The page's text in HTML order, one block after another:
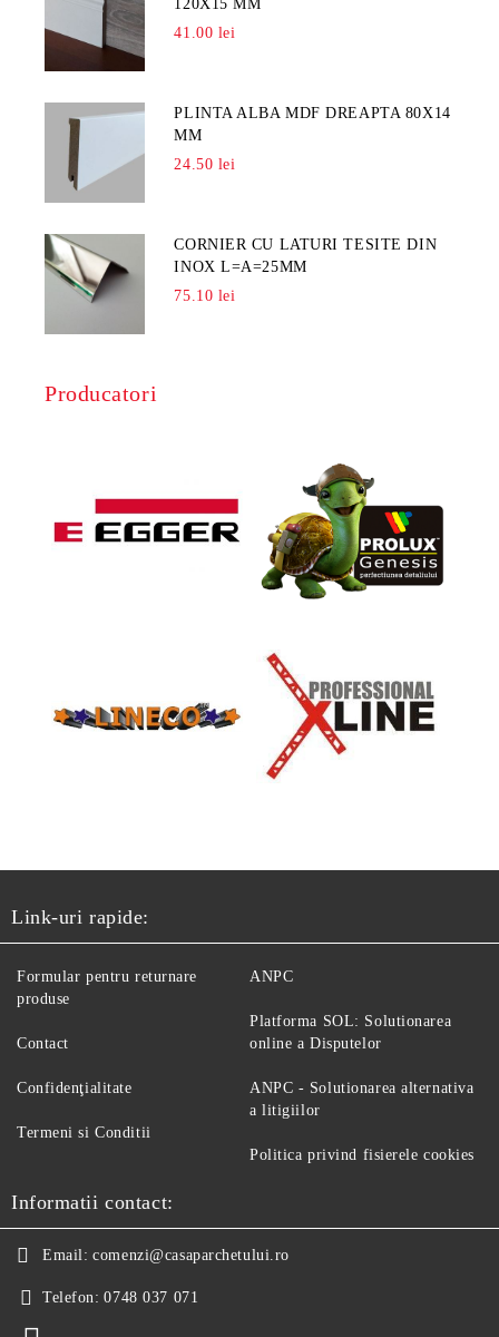
120X15 MM
41.00 lei
PLINTA ALBA MDF DREAPTA 80X14
MM
24.50 lei
CORNIER CU LATURI TESITE DIN
INOX L=A=25MM
75.10 lei
Producatori
Link-uri rapide:
Formular pentru returnare
produse
Contact
Confidenţialitate
Termeni si Conditii
ANPC
Platforma SOL: Solutionarea
online a Disputelor
ANPC - Solutionarea alternativa
a litigiilor
Politica privind fisierele cookies
Informatii contact:
Email: comenzi@casaparchetului.ro
Telefon: 0748 037 071